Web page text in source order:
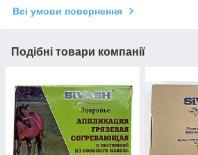
Всі умови повернення
Подібні товари компанії